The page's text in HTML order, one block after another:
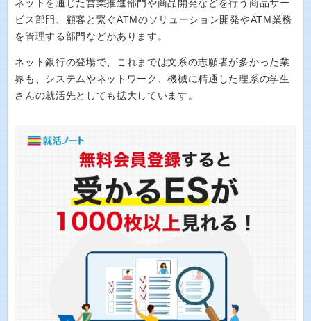
ネットを通じた営業推進部門や商品開発などを行う商品サー
ビス部門、顧客と繋ぐATMのソリューション開発やATM業務
を管理する部門などがあります。
ネット銀行の登場で、これまでは文系の志願者が多かった業
界も、システムやネットワーク、機械に精通した理系の学生
さんの就活先としても拡大しています。